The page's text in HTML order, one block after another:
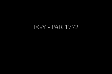
FGY - PAR 1772